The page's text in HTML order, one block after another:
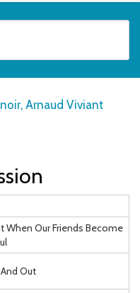
Arnaud Viviant
When Our Friends Become
Out